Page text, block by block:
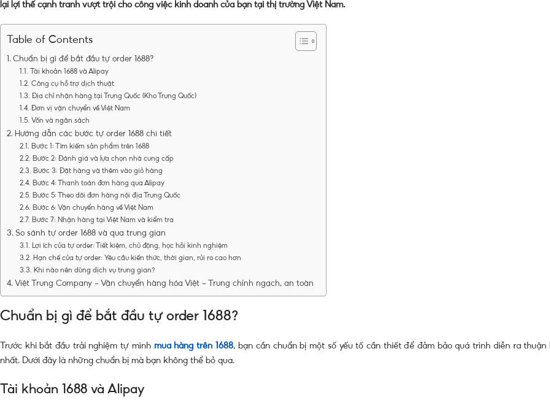
lại lợi thế cạnh tranh vượt trội cho công việc kinh doanh của bạn tại thị trường Việt Nam.
Table of Contents
Chuẩn bị gì để bắt đầu tự order 1688?
Tài khoản 1688 và Alipay
Công cụ hỗ trợ dịch thuật
Địa chỉ nhận hàng tại Trung Quốc (Kho Trung Quốc)
Đơn vị vận chuyển về Việt Nam
Vốn và ngân sách
Hướng dẫn các bước tự order 1688 chi tiết
Bước 1: Tìm kiếm sản phẩm trên 1688
Bước 2: Đánh giá và lựa chọn nhà cung cấp
Bước 3: Đặt hàng và thêm vào giỏ hàng
Bước 4: Thanh toán đơn hàng qua Alipay
Bước 5: Theo dõi đơn hàng nội địa Trung Quốc
Bước 6: Vận chuyển hàng về Việt Nam
Bước 7: Nhận hàng tại Việt Nam và kiểm tra
So sánh tự order 1688 và qua trung gian
Lợi ích của tự order: Tiết kiệm, chủ động, học hỏi kinh nghiệm
Hạn chế của tự order: Yêu cầu kiến thức, thời gian, rủi ro cao hơn
Khi nào nên dùng dịch vụ trung gian?
Việt Trung Company – Vận chuyển hàng hóa Việt – Trung chính ngạch, an toàn
Chuẩn bị gì để bắt đầu tự order 1688?
Trước khi bắt đầu trải nghiệm tự mình mua hàng trên 1688, bạn cần chuẩn bị một số yếu tố cần thiết để đảm bảo quá trình diễn ra thuận
nhất. Dưới đây là những chuẩn bị mà bạn không thể bỏ qua.
Tài khoản 1688 và Alipay